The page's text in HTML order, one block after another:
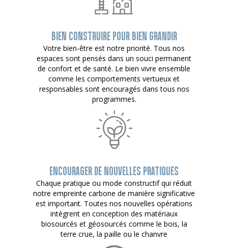
BIEN CONSTRUIRE POUR BIEN GRANDIR
Votre bien-être est notre priorité. Tous nos
espaces sont pensés dans un souci permanent
de confort et de santé. Le bien vivre ensemble
comme les comportements vertueux et
responsables sont encouragés dans tous nos
programmes.
ENCOURAGER DE NOUVELLES PRATIQUES
Chaque pratique ou mode constructif qui réduit
notre empreinte carbone de manière significative
est important. Toutes nos nouvelles opérations
intègrent en conception des matériaux
biosourcés et géosourcés comme le bois, la
terre crue, la paille ou le chanvre